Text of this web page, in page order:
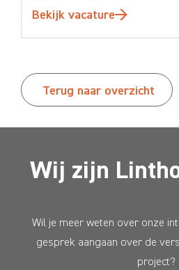
Bekijk vacature
Terug naar overzicht
Wij zijn
Wil je meer weten over onze
gesprek aangaan over de
project?